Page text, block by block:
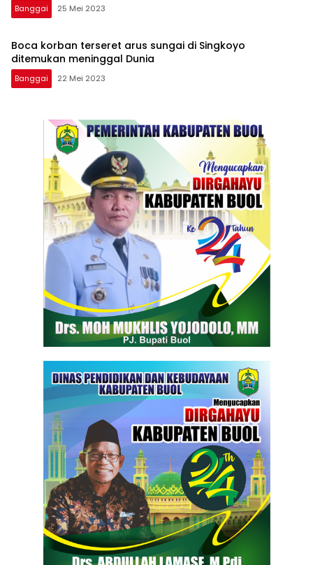
Banggai 25 Mei 2023
Boca korban terseret arus sungai di Singkoyo
ditemukan meninggal Dunia
Banggai 22 Mei 2023